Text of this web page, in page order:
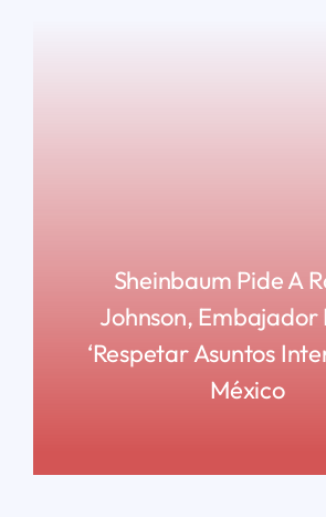
Sheinbaum Pide A
Johnson, Embajador
‘respetar Asuntos
México